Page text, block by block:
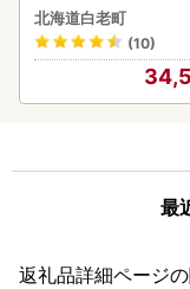
ズ 380ml 2本セット
0
北海道白老町
(10)
最
返礼品詳細ページ